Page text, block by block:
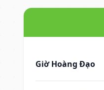
Giờ Hoàng Đạo